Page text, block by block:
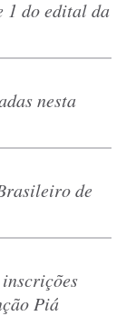
1 do edital da
nesta
de
Piá